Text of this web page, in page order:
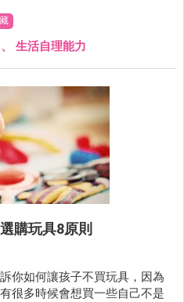
生活自理能力
購玩具8原則
你如何讓孩子不買玩具，因為
很多時候會想買一些自己不是